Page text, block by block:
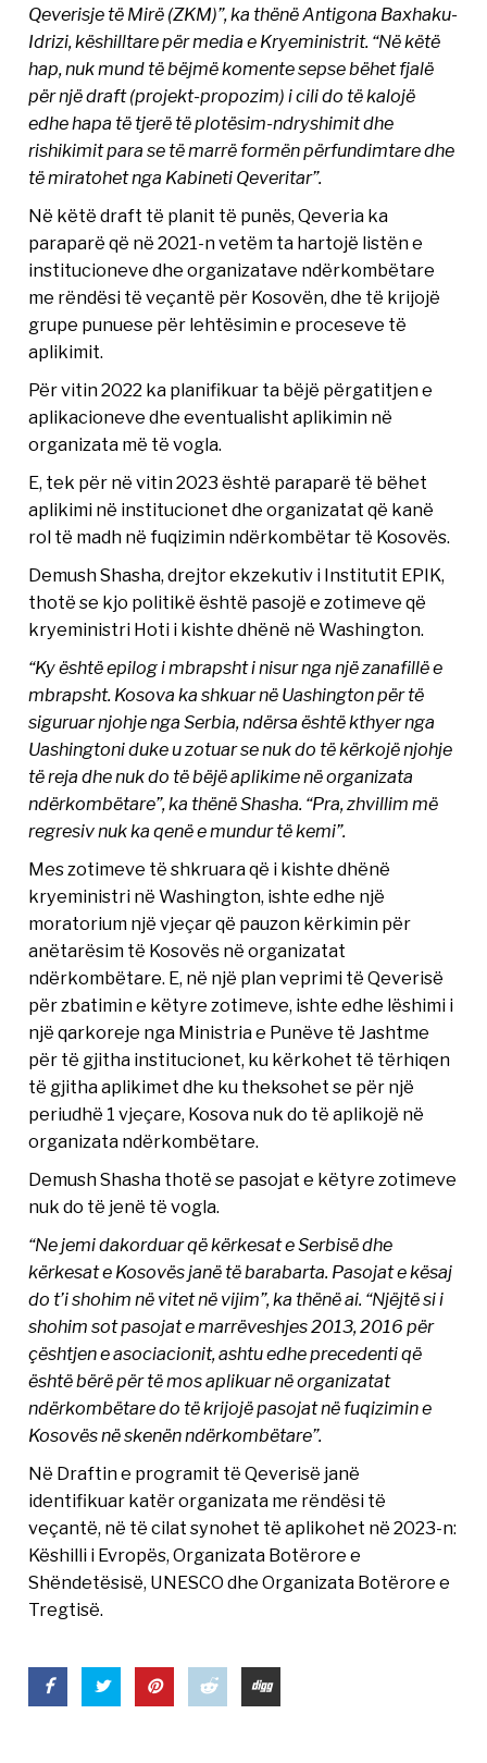
Qeverisje të Mirë (ZKM)”, ka thënë Antigona Baxhaku-
Idrizi, këshilltare për media e Kryeministrit. “Në këtë
hap, nuk mund të bëjmë komente sepse bëhet fjalë
për një draft (projekt-propozim) i cili do të kalojë
edhe hapa të tjerë të plotësim-ndryshimit dhe
rishikimit para se të marrë formën përfundimtare dhe
të miratohet nga Kabineti Qeveritar”.
Në këtë draft të planit të punës, Qeveria ka
paraparë që në 2021-n vetëm ta hartojë listën e
institucioneve dhe organizatave ndërkombëtare
me rëndësi të veçantë për Kosovën, dhe të krijojë
grupe punuese për lehtësimin e proceseve të
aplikimit.
Për vitin 2022 ka planifikuar ta bëjë përgatitjen e
aplikacioneve dhe eventualisht aplikimin në
organizata më të vogla.
E, tek për në vitin 2023 është paraparë të bëhet
aplikimi në institucionet dhe organizatat që kanë
rol të madh në fuqizimin ndërkombëtar të Kosovës.
Demush Shasha, drejtor ekzekutiv i Institutit EPIK,
thotë se kjo politikë është pasojë e zotimeve që
kryeministri Hoti i kishte dhënë në Washington.
“Ky është epilog i mbrapsht i nisur nga një zanafillë e
mbrapsht. Kosova ka shkuar në Uashington për të
siguruar njohje nga Serbia, ndërsa është kthyer nga
Uashingtoni duke u zotuar se nuk do të kërkojë njohje
të reja dhe nuk do të bëjë aplikime në organizata
ndërkombëtare”, ka thënë Shasha. “Pra, zhvillim më
regresiv nuk ka qenë e mundur të kemi”.
Mes zotimeve të shkruara që i kishte dhënë
kryeministri në Washington, ishte edhe një
moratorium një vjeçar që pauzon kërkimin për
anëtarësim të Kosovës në organizatat
ndërkombëtare. E, në një plan veprimi të Qeverisë
për zbatimin e këtyre zotimeve, ishte edhe lëshimi i
një qarkoreje nga Ministria e Punëve të Jashtme
për të gjitha institucionet, ku kërkohet të tërhiqen
të gjitha aplikimet dhe ku theksohet se për një
periudhë 1 vjeçare, Kosova nuk do të aplikojë në
organizata ndërkombëtare.
Demush Shasha thotë se pasojat e këtyre zotimeve
nuk do të jenë të vogla.
“Ne jemi dakorduar që kërkesat e Serbisë dhe
kërkesat e Kosovës janë të barabarta. Pasojat e kësaj
do t’i shohim në vitet në vijim”, ka thënë ai. “Njëjtë si i
shohim sot pasojat e marrëveshjes 2013, 2016 për
çështjen e asociacionit, ashtu edhe precedenti që
është bërë për të mos aplikuar në organizatat
ndërkombëtare do të krijojë pasojat në fuqizimin e
Kosovës në skenën ndërkombëtare”.
Në Draftin e programit të Qeverisë janë
identifikuar katër organizata me rëndësi të
veçantë, në të cilat synohet të aplikohet në 2023-n:
Këshilli i Evropës, Organizata Botërore e
Shëndetësisë, UNESCO dhe Organizata Botërore e
Tregtisë.